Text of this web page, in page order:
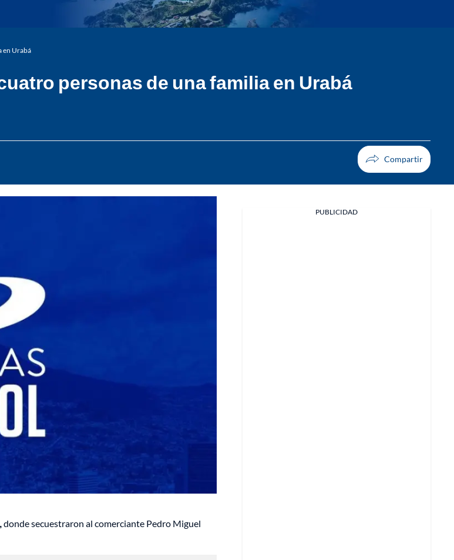
en Urabá
personas de una familia en Urabá
donde secuestraron al comerciante Pedro Miguel
PUBLICIDAD